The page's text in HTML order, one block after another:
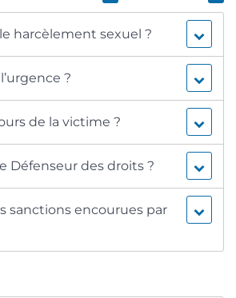
harcèlement sexuel ?
?
de la victime ?
Défenseur des droits ?
sanctions encourues par